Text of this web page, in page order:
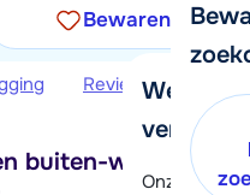
We
verder!
Onze
Bewaren
Reviews
buiten-whirlpool,